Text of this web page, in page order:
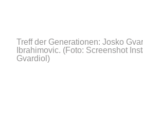
Treff der Generationen: Josko
Ibrahimovic. (Foto: Screenshot
Gvardiol)